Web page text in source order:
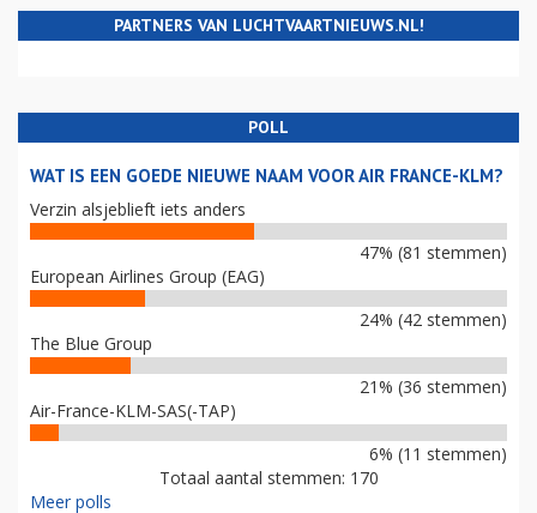
PARTNERS VAN LUCHTVAARTNIEUWS.NL!
POLL
WAT IS EEN GOEDE NIEUWE NAAM VOOR AIR FRANCE-KLM?
Verzin alsjeblieft iets anders
47% (81 stemmen)
European Airlines Group (EAG)
24% (42 stemmen)
The Blue Group
21% (36 stemmen)
Air-France-KLM-SAS(-TAP)
6% (11 stemmen)
Totaal aantal stemmen: 170
Meer polls